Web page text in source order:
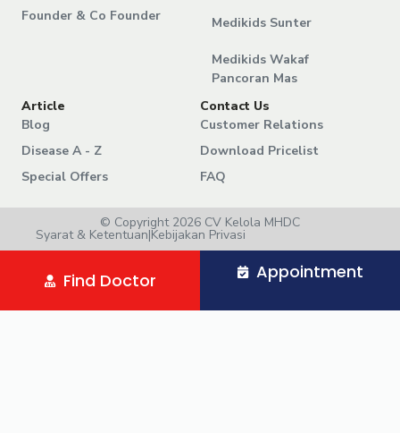
Founder & Co Founder
Medikids Sunter
Medikids Wakaf
Pancoran Mas
Article
Blog
Disease A - Z
Special Offers
Contact Us
Customer Relations
Download Pricelist
FAQ
© Copyright 2026 CV Kelola MHDC
Syarat & Ketentuan|Kebijakan Privasi
Find Doctor Appointment